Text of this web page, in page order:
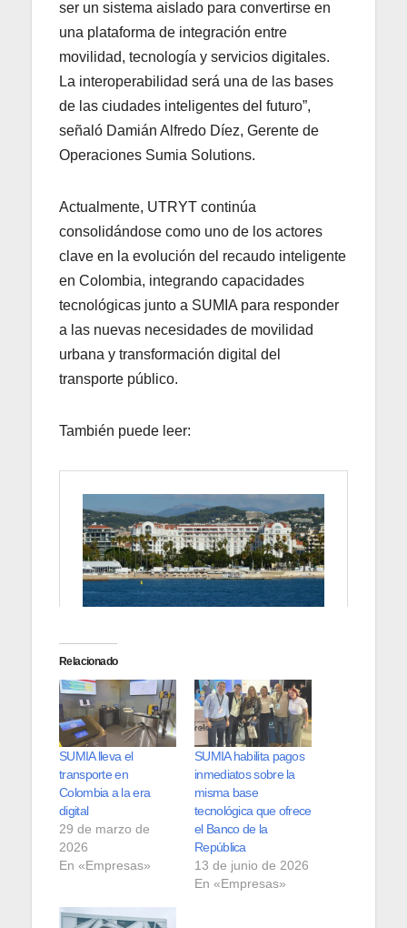
ser un sistema aislado para convertirse en
una plataforma de integración entre
movilidad, tecnología y servicios digitales.
La interoperabilidad será una de las bases
de las ciudades inteligentes del futuro”,
señaló Damián Alfredo Díez, Gerente de
Operaciones Sumia Solutions.
Actualmente, UTRYT continúa
consolidándose como uno de los actores
clave en la evolución del recaudo inteligente
en Colombia, integrando capacidades
tecnológicas junto a SUMIA para responder
a las nuevas necesidades de movilidad
urbana y transformación digital del
transporte público.
También puede leer:
Relacionado
SUMIA lleva el
transporte en
Colombia a la era
digital
29 de marzo de
2026
En «Empresas»
SUMIA habilita pagos
inmediatos sobre la
misma base
tecnológica que ofrece
el Banco de la
República
13 de junio de 2026
En «Empresas»